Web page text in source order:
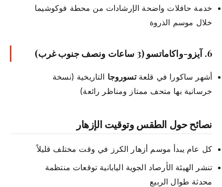
خدمة حافلات واضحة الإرشادات من محطة فوكوشيما
خلال موسم الذروة
6. آيزو-واكاماتسو (3 ساعات ونصف جنوب غرب)
أشهر ساكورا في قلعةتسوروجا التاريخية (نسخة
خرسانية بها متحف ممتاز ومناظر رائعة)
نصائح حول الطقس وتوقيت الإزهار
كل عام يبدأ موسم أزهار الكرز في وقت مختلف قليلاً
تنشر الهيئة الأرصاد الجوية اليابانية توقعات منتظمة
محدثة طوال الربيع